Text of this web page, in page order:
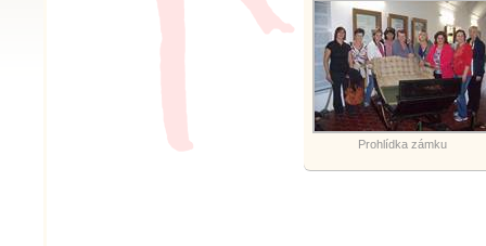
Prohlídka zámku